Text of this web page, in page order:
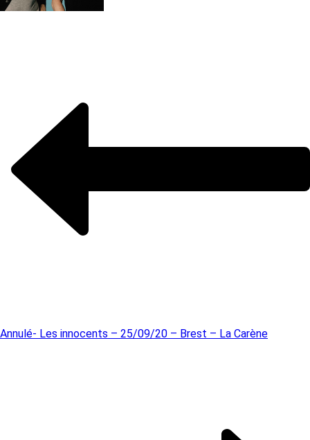
Annulé- Les innocents – 25/09/20 – Brest – La Carène